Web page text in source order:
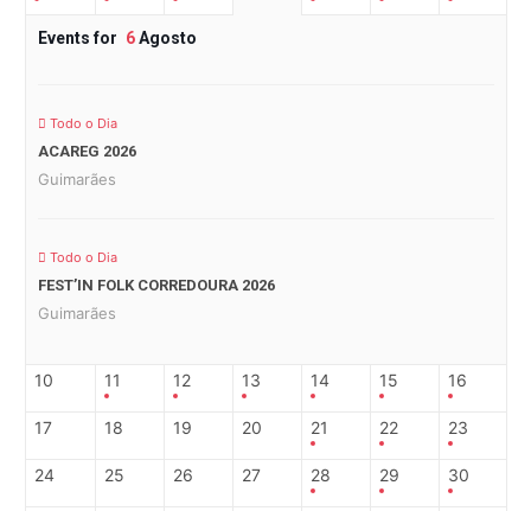
Events for 6Agosto
Todo o Dia
ACAREG 2026
Guimarães
Todo o Dia
FEST’IN FOLK CORREDOURA 2026
Guimarães
10 11 12 13 14 15 16
17 18 19 20 21 22 23
24 25 26 27 28 29 30